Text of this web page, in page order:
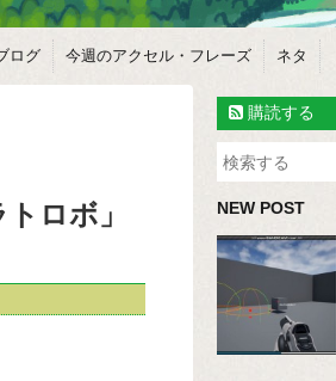
ログ 今週のアクセル・フレーズ ネタ
ロボ」
購読する
NEW POST